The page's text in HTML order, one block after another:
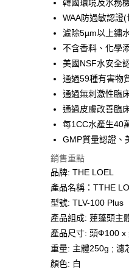
相關說明
【大哥付你分期使用
1.本服務由台灣大哥大
流程，驗證手機門號
完成交易。
3.實際核准額度、可
4.訂單成立30分鐘內
消。如遇「轉專審核
無法說明評估內容。
【繳款方式說明】
1.分期款項不併入電
醒簡訊。
帳／街口支付／iPASS
【注意事項】
1.本服務係由「台灣
用戶於交易時，得透
款買賣價金債權讓與
2.基於同意付款使用
資料（包含姓名、電
用，由本公司與您本
3.完整用戶服務條款，
AFTEE先享後付
相關說明
【關於「AFTEE先享
AFTEE先享後付是「
便利好安心！
１．簡單：不需註冊
２．便利：只要手機
３．安心：先確認商
１．於結帳方式選擇
付」結帳頁面，進行
２．訂單成立數日內
３．收到繳費通知簡
／ATM／網路銀行／
※ 請注意：結帳手續
絡購買商品的店家。
先享後付繳納相關費
※ 交易是否成功請以
付客戶支援中心」
ATM付款
運送方式
THE LOEL-宅配
每筆NT$60，滿
韓國環境及水務
WAA防過敏認證
濾除5µm以上鏽
不含香料、化學
美國NSF水安全
通過59種有害物
通過無刺激性臨
通過皮膚改善臨
每1CC水產生40
GMP質量認證、
銷售重點
品牌: THE LOEL
產品名稱：TTHE
型號: TLV-100 Plus
產品組成: 蓮蓬頭主
產品尺寸: 頭Ф100 x
重量: 主體250g ; 濾
顏色: 白